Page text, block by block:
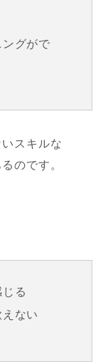
グがで
スキルな
のです。
る
ない